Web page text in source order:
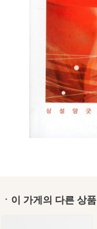
ㆍ이 가게의 다른 상품